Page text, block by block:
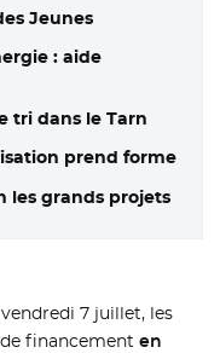
Jeunes
: aide
tri dans le Tarn
prend forme
les grands projets
7 juillet, les
financementen